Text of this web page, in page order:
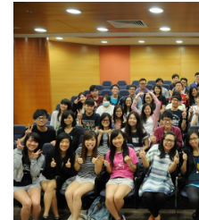
College
of
International
Education